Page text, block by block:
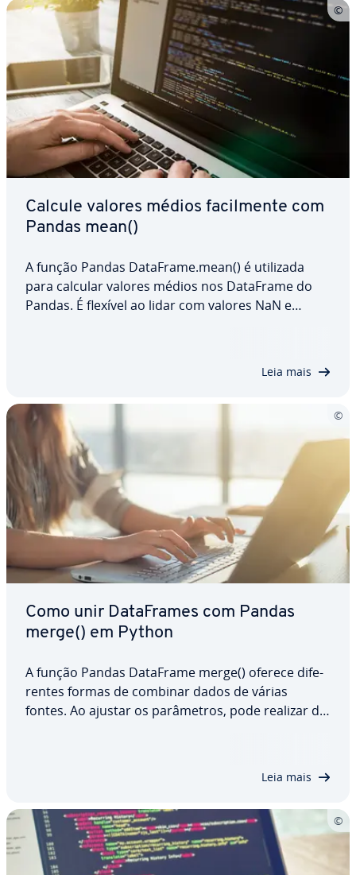
Calcule valores médios fa­cil­mente com
Pandas mean()
A função Pandas DataFrame.mean() é utilizada
para calcular valores médios nos DataFrame do
Pandas. É flexível ao lidar com valores NaN e
Leia mais
Como unir Da­ta­Fra­mes com Pandas
merge() em Python
A função Pandas DataFrame merge() oferece di­fe­
ren­tes formas de combinar dados de várias
fontes. Ao ajustar os pa­râ­me­tros, pode realizar di­
Leia mais